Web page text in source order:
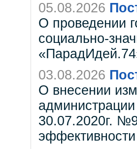
05.08.2026
О проведении
социально-
03.08.2026
О внесении
администрации
30.07.2020г.